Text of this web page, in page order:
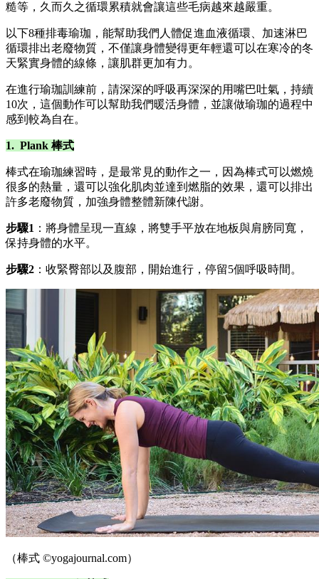
糙等，久而久之循環累積就會讓這些毛病越來越嚴重。
以下8種排毒瑜珈，能幫助我們人體促進血液循環、加速淋巴
循環排出老廢物質，不僅讓身體變得更年輕還可以在寒冷的冬
天緊實身體的線條，讓肌群更加有力。
在進行瑜珈訓練前，請深深的呼吸再深深的用嘴巴吐氣，持續
10次，這個動作可以幫助我們暖活身體，並讓做瑜珈的過程中
感到較為自在。
1. Plank 棒式
棒式在瑜珈練習時，是最常見的動作之一，因為棒式可以燃燒
很多的熱量，還可以強化肌肉並達到燃脂的效果，還可以排出
許多老廢物質，加強身體整體新陳代謝。
步驟1 ：將身體呈現一直線，將雙手平放在地板與肩膀同寬，
保持身體的水平。
步驟2 ：收緊臀部以及腹部，開始進行，停留5個呼吸時間。
（棒式 ©yogajournal.com）